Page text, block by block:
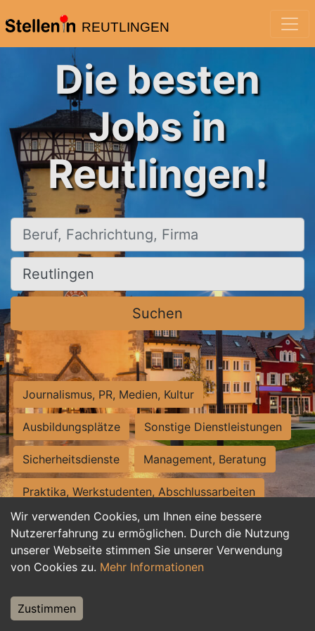
REUTLINGEN
Wir verwenden Cookies, um Ihnen eine bessere
Nutzererfahrung zu ermöglichen. Durch die Nutzung
unserer Webseite stimmen Sie unserer Verwendung
von Cookies zu. Mehr Informationen
Zustimmen
Die besten
Jobs in
Reutlingen!
Beruf, Fachrichtung, Firma
Ort, Stadt
Suchen
Journalismus, PR, Medien, Kultur
Ausbildungsplätze Sonstige Dienstleistungen
Sicherheitsdienste Management, Beratung
Praktika, Werkstudenten, Abschlussarbeiten
Personalwesen Assistenz, Sekretariat
Hilfskräfte, Aushilfs- und Nebenjobs
Weiterbildung, Studium, duale Ausbildung